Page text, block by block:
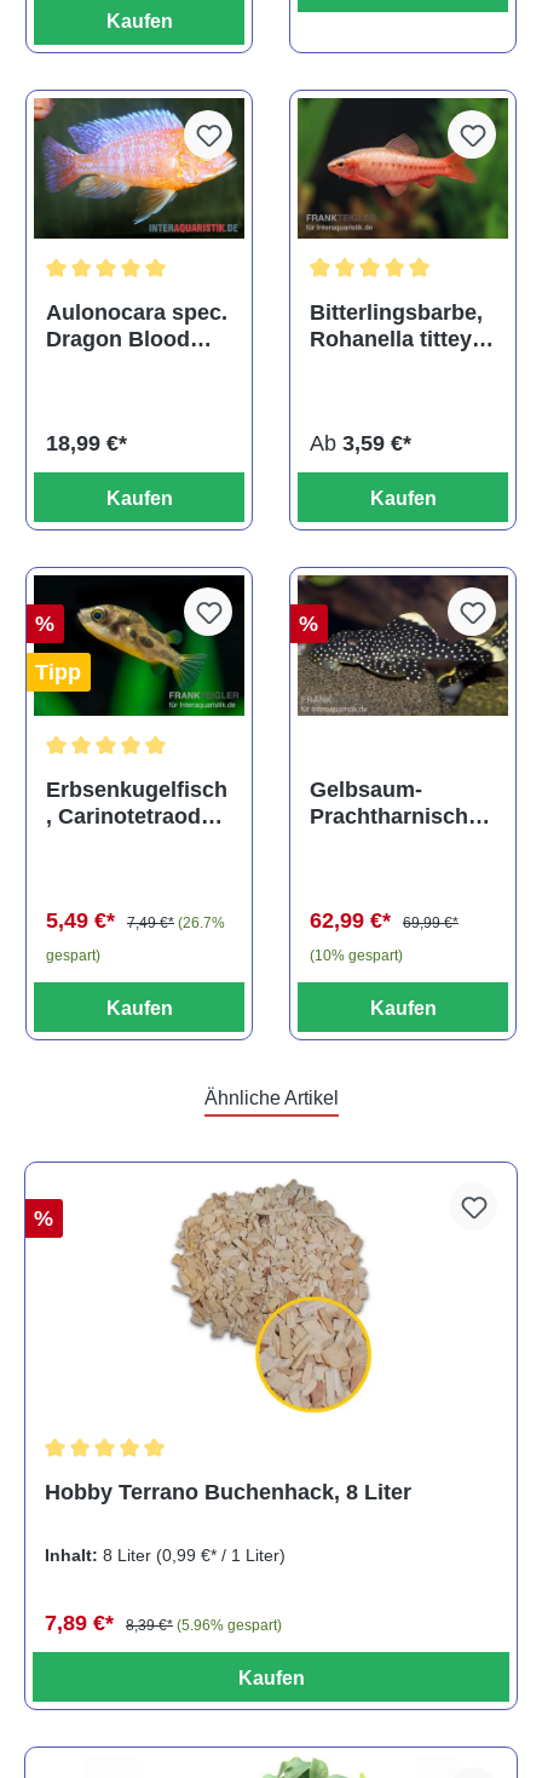
Kaufen
Aulonocara spec.
Dragon Blood
18,99 €*
Kaufen
Bitterlingsbarbe,
Rohanella titteya,
Ab 3,59 €*
Kaufen
%
Tipp
Erbsenkugelfisch
, Carinotetraodon
5,49 €* 7,49 €* (26.7%
gespart)
Kaufen
%
Gelbsaum-
Prachtharnischw
62,99 €*
69,99 €*
(10% gespart)
Kaufen
Ähnliche Artikel
%
Hobby Terrano Buchenhack, 8 Liter
Inhalt: 8 Liter (0,99 €* / 1 Liter)
7,89 €* 8,39 €* (5.96% gespart)
Kaufen